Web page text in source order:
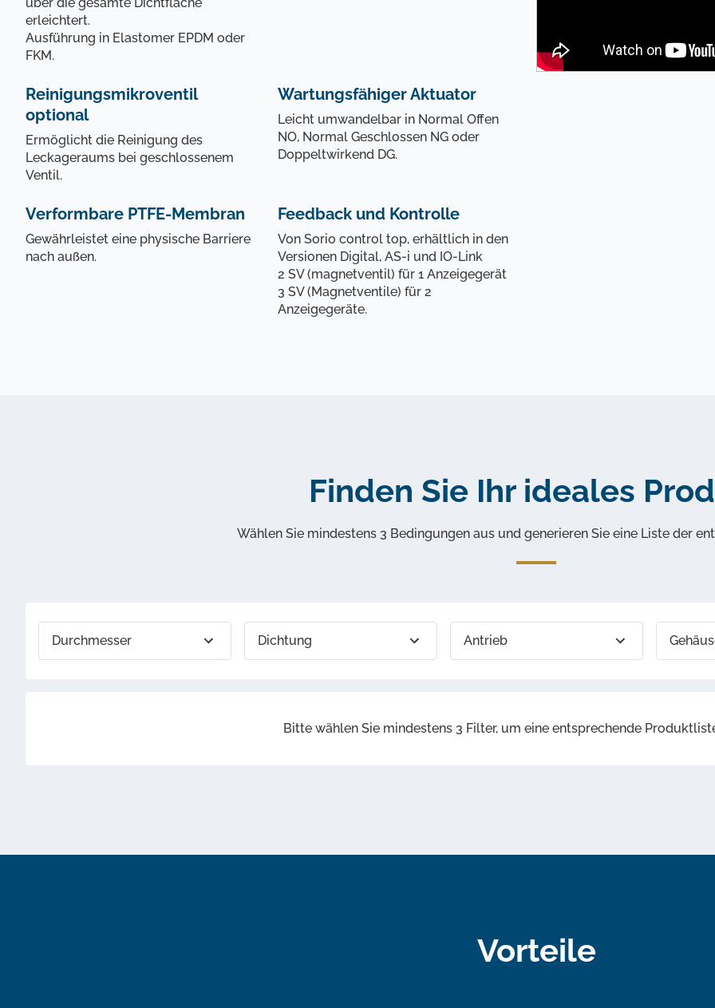
erleichtert.
Ausführung in Elastomer EPDM oder
FKM.
Reinigungsmikroventil
optional
Ermöglicht die Reinigung des
Leckageraums bei geschlossenem
Ventil.
Wartungsfähiger Aktuator
Leicht umwandelbar in Normal Offen
NO, Normal Geschlossen NG oder
Doppeltwirkend DG.
Verformbare PTFE-Membran
Gewährleistet eine physische Barriere
nach außen.
Feedback und Kontrolle
Von Sorio control top, erhältlich in den
Versionen Digital, AS-i und IO-Link
2 SV (magnetventil) für 1 Anzeigegerät
3 SV (Magnetventile) für 2
Anzeigegeräte.
Finden Sie Ihr ideales
Wählen Sie mindestens 3 Bedingungen aus und generieren Sie eine Liste der
Zu den Favoriten hinzufügen
Verbinden Sie mit dem Ventil und fügen Sie es dem Warenkorb
Nächster Schritt
Kein Zertifikat hinzufügen
Durchmesser Dichtung Antrieb
Bitte wählen Sie mindestens 3 Filter, um eine entsprechende
Vorteile